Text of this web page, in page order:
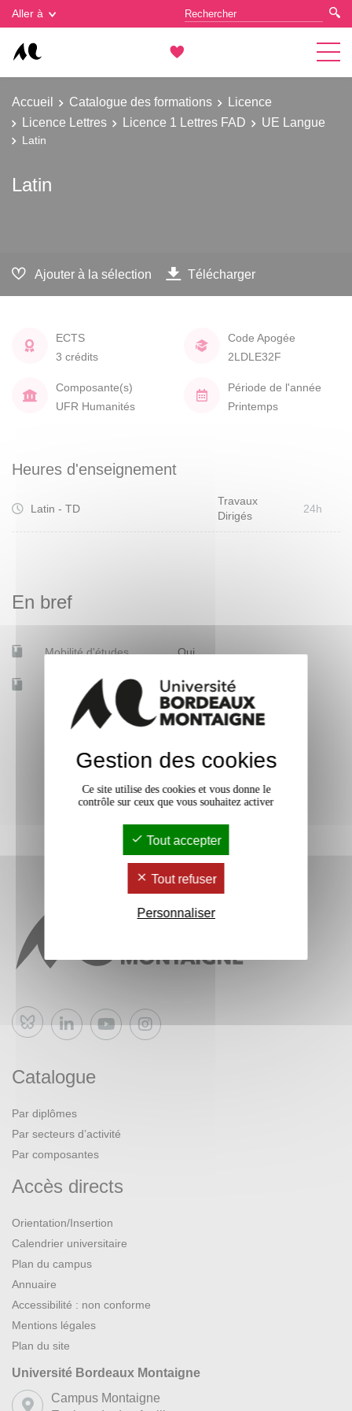
Aller à
Accueil Catalogue des formations
Licence
Licence Lettres
Licence 1 Lettres FAD UE Langue
Latin
Latin
Ajouter à la sélection Télécharger
ECTS
3 crédits
Code Apogée
2LDLE32F
Composante(s)
UFR Humanités
Période de l'année
Printemps
Heures d'enseignement
Latin - TD
Travaux
Dirigés
24h
En bref
Mobilité d'études Oui
Accessible à distance Oui
Bluesky
Catalogue
Par diplômes
Par secteurs d’activité
Par composantes
Accès directs
Orientation/Insertion
Calendrier universitaire
Plan du campus
Annuaire
Accessibilité : non conforme
Mentions légales
Plan du site
Université Bordeaux Montaigne
Campus Montaigne
Gestion des cookies
Gestion des cookies
Ce site utilise des cookies et vous donne le
contrôle sur ceux que vous souhaitez activer
Tout accepter
Tout refuser
Personnaliser